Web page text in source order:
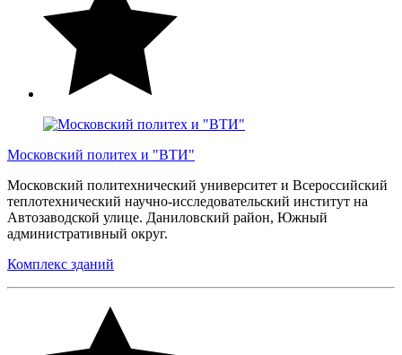
Московский политех и "ВТИ"
Московский политехнический университет и Всероссийский
теплотехнический научно-исследовательский институт на
Автозаводской улице. Даниловский район, Южный
административный округ.
Комплекс зданий